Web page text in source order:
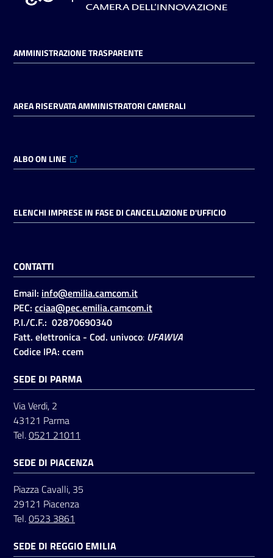
AMMINISTRAZIONE TRASPARENTE
AREA RISERVATA AMMINISTRATORI CAMERALI
ALBO ON LINE
ELENCHI IMPRESE IN FASE DI CANCELLAZIONE D'UFFICIO
CONTATTI
Email: info@emilia.camcom.it
PEC: cciaa@pec.emilia.camcom.it
P.I./C.F.: 02870690340
Fatt. elettronica - Cod. univoco: UFAWVA
Codice IPA: ccem
SEDE DI PARMA
Via Verdi, 2
43121 Parma
Tel.0521 21011
SEDE DI PIACENZA
Piazza Cavalli, 35
29121 Piacenza
Tel.0523 3861
SEDE DI REGGIO EMILIA